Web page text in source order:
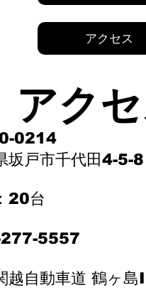
アクセス
アク
0214
市千代田4-5-8
20台
5557
越自動車道 鶴ヶ